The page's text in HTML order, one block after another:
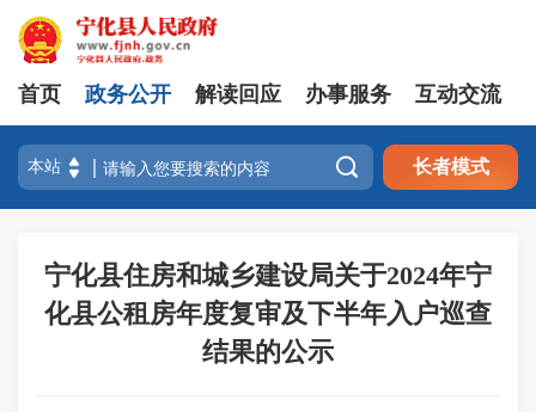
首页 政务公开 解读回应 办事服务 互动交流
 长者模式
宁化县住房和城乡建设局关于2024年宁
化县公租房年度复审及下半年入户巡查
结果的公示